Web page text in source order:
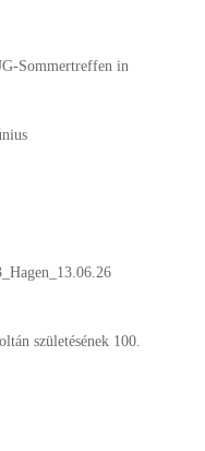
Sommertreffen in
születésének 100.